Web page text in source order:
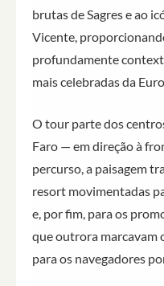
brutas de Sagres e ao
Vicente,
profundamente
mais celebradas da
O tour parte dos
Faro — em direção à
percurso, a paisagem
resort movimentadas
e, por fim, para os
que outrora marcavam
para os navegadores